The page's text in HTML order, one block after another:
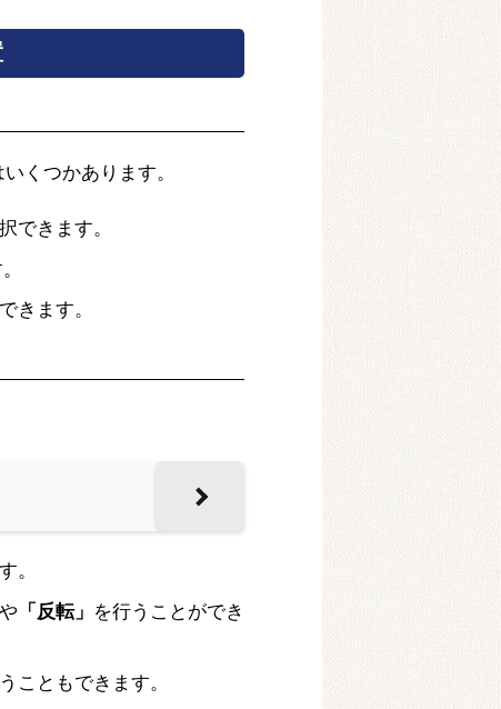
くつかあります。
できます。
きます。
。
や 「反転」 を行うことができ
こともできます。